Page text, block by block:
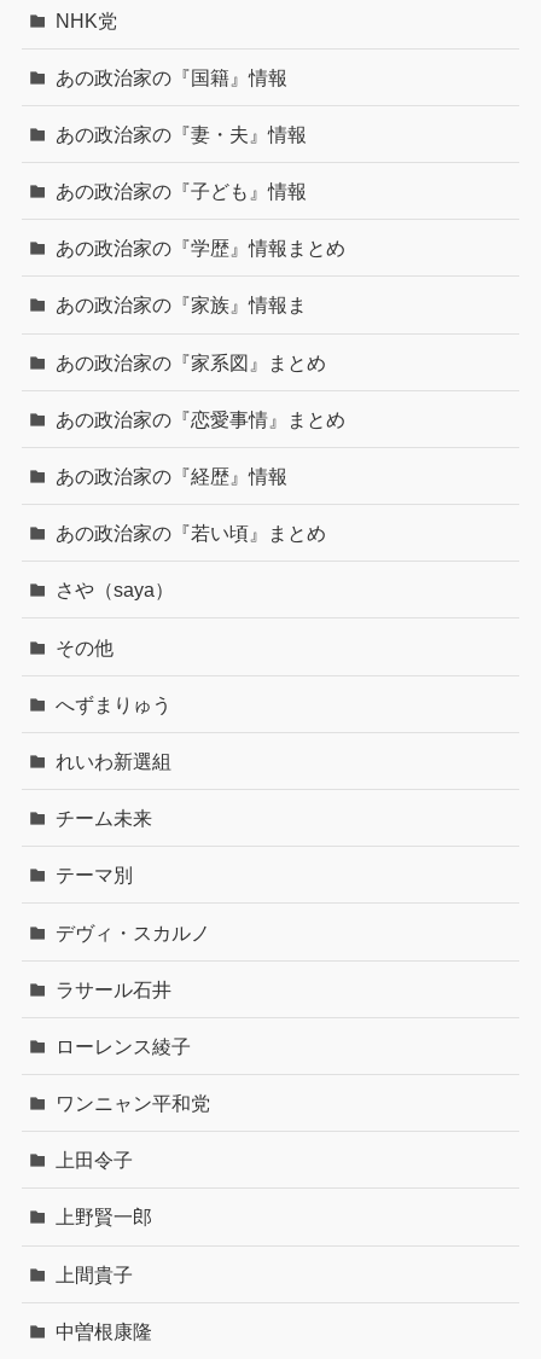
NHK党
あの政治家の『国籍』情報
あの政治家の『妻・夫』情報
あの政治家の『子ども』情報
あの政治家の『学歴』情報まとめ
あの政治家の『家族』情報ま
あの政治家の『家系図』まとめ
あの政治家の『恋愛事情』まとめ
あの政治家の『経歴』情報
あの政治家の『若い頃』まとめ
さや（saya）
その他
へずまりゅう
れいわ新選組
チーム未来
テーマ別
デヴィ・スカルノ
ラサール石井
ローレンス綾子
ワンニャン平和党
上田令子
上野賢一郎
上間貴子
中曽根康隆